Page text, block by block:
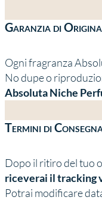
Garanzia di
Ogni fragranza
No dupe o
Absoluta Niche
Termini di
Dopo il ritiro del tuo
riceverai il tracking
Potrai modificare